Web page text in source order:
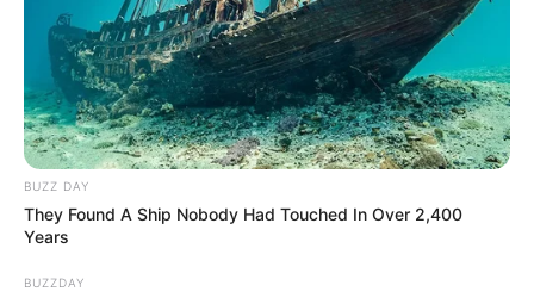
BUZZ DAY
They Found A Ship Nobody Had Touched In Over 2,400
Years
BUZZDAY